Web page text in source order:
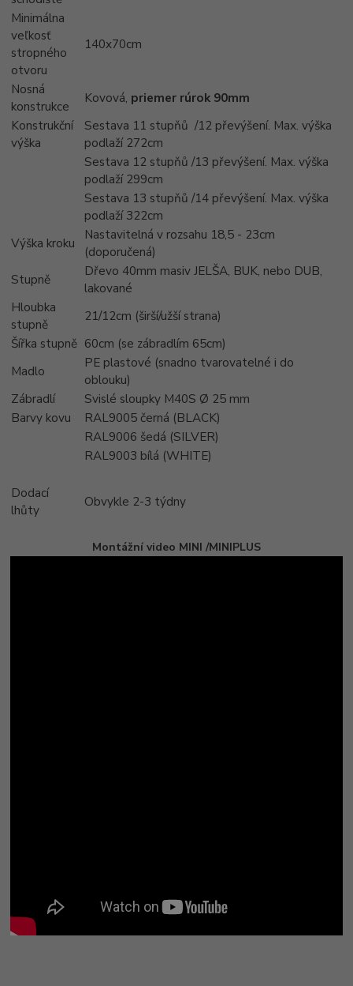
Minimálna
veľkosť
stropného
otvoru
140x70cm
Nosná
konstrukce
Kovová, priemer rúrok 90mm
Konstrukční
výška
Sestava 11 stupňů /12 převýšení. Max. výška
podlaží 272cm
Sestava 12 stupňů /13 převýšení. Max. výška
podlaží 299cm
Sestava 13 stupňů /14 převýšení. Max. výška
podlaží 322cm
Výška kroku
Nastavitelná v rozsahu 18,5 - 23cm
(doporučená)
Stupně
Dřevo 40mm masiv JELŠA, BUK, nebo DUB,
lakované
Hloubka
stupně
21/12cm (širší/užší strana)
Šířka stupně 60cm (se zábradlím 65cm)
Madlo
PE plastové (snadno tvarovatelné i do
oblouku)
Zábradlí
Svislé sloupky M40S Ø 25 mm
Barvy kovu
RAL9005 černá (BLACK)
RAL9006 šedá (SILVER)
RAL9003 bílá (WHITE)
Dodací
lhůty
Obvykle 2-3 týdny
Montážní video MINI /MINIPLUS